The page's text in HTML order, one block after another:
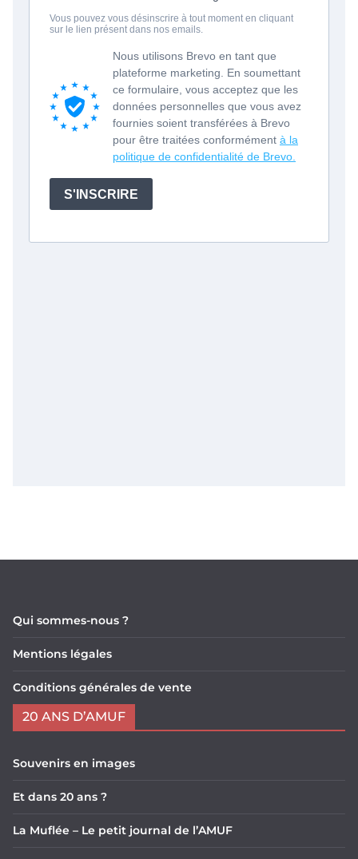
Qui sommes-nous ?
Mentions légales
Conditions générales de vente
20 ANS D’AMUF
Souvenirs en images
Et dans 20 ans ?
La Muflée – Le petit journal de l’AMUF